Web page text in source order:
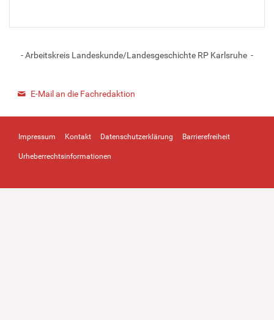
- Arbeitskreis Landeskunde/Landesgeschichte RP Karlsruhe -
E-Mail an die Fachredaktion
Impressum Kontakt Datenschutzerklärung Barrierefreiheit
Urheberrechtsinformationen